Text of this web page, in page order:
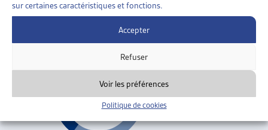
sur certaines caractéristiques et fonctions.
Accepter
Refuser
Voir les préférences
Politique de cookies
Canton de Vaud, conférence de presse, avril 2010